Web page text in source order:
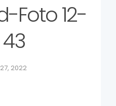
Foto 12-
43
2022